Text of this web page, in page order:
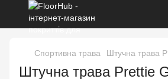
Спортивна трава Штучна трава
Штучна трава Prettie